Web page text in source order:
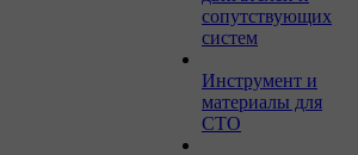
сопутствующих
систем
Инструмент и
материалы для
СТО